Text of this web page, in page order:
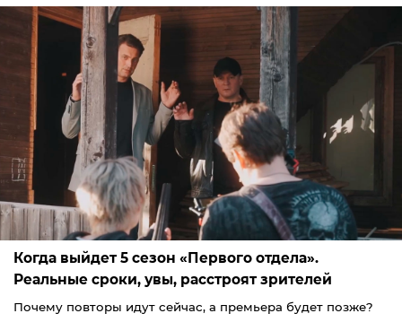
Когда выйдет 5 сезон «Первого отдела».
Реальные сроки, увы, расстроят зрителей
Почему повторы идут сейчас, а премьера будет позже?